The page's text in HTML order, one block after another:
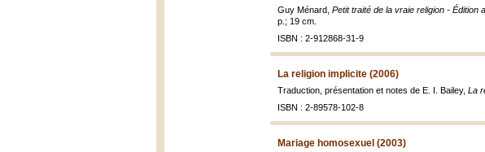
Guy Ménard, Petit traité de la vraie religion - Édition
p.; 19 cm.
ISBN : 2-912868-31-9
La religion implicite (2006)
Traduction, présentation et notes de E. I. Bailey, La
ISBN : 2-89578-102-8
Mariage homosexuel (2003)